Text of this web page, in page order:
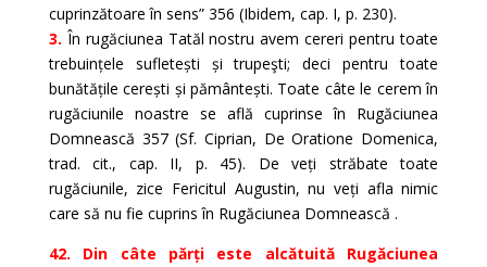
cuprinzătoare în sens” 356 (Ibidem, cap. I, p. 230).
3. În rugăciunea Tatăl nostru avem cereri pentru toate
trebuințele sufletești și trupeşti; deci pentru toate
bunătățile cerești și pământești. Toate câte le cerem în
rugăciunile noastre se află cuprinse în Rugăciunea
Domnească 357 (Sf. Ciprian, De Oratione Domenica,
trad. cit., cap. II, p. 45). De veți străbate toate
rugăciunile, zice Fericitul Augustin, nu veți afla nimic
care să nu fie cuprins în Rugăciunea Domnească .
42. Din câte părți este alcătuită Rugăciunea